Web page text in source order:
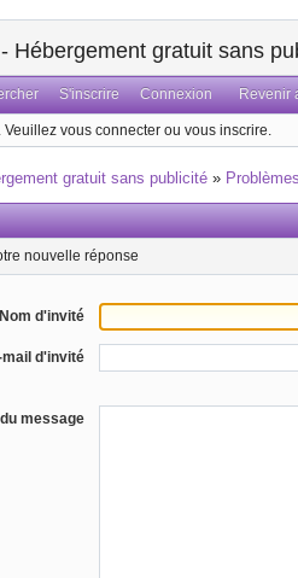
Hébergement gratuit sans
S'inscrire Connexion Revenir
Veuillez vous connecter ou vous inscrire.
gratuit sans publicité »
nouvelle réponse
Nom d'invité
mail d'invité
message